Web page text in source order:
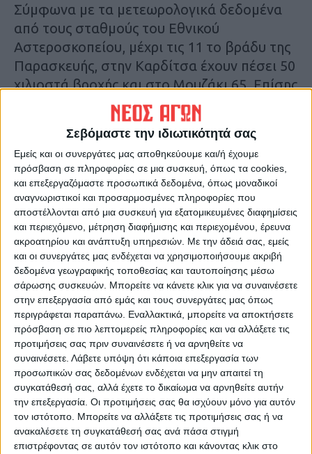
Σεβόμαστε την ιδιωτικότητά σας
Εμείς και οι συνεργάτες μας αποθηκεύουμε και/ή έχουμε
πρόσβαση σε πληροφορίες σε μια συσκευή, όπως τα cookies,
και επεξεργαζόμαστε προσωπικά δεδομένα, όπως μοναδικοί
αναγνωριστικοί και προσαρμοσμένες πληροφορίες που
αποστέλλονται από μια συσκευή για εξατομικευμένες διαφημίσεις
και περιεχόμενο, μέτρηση διαφήμισης και περιεχομένου, έρευνα
ακροατηρίου και ανάπτυξη υπηρεσιών. Με την άδειά σας, εμείς
και οι συνεργάτες μας ενδέχεται να χρησιμοποιήσουμε ακριβή
δεδομένα γεωγραφικής τοποθεσίας και ταυτοποίησης μέσω
σάρωσης συσκευών. Μπορείτε να κάνετε κλικ για να συναινέσετε
στην επεξεργασία από εμάς και τους συνεργάτες μας όπως
περιγράφεται παραπάνω. Εναλλακτικά, μπορείτε να αποκτήσετε
πρόσβαση σε πιο λεπτομερείς πληροφορίες και να αλλάξετε τις
προτιμήσεις σας πριν συναινέσετε ή να αρνηθείτε να
συναινέσετε. Λάβετε υπόψη ότι κάποια επεξεργασία των
προσωπικών σας δεδομένων ενδέχεται να μην απαιτεί τη
συγκατάθεσή σας, αλλά έχετε το δικαίωμα να αρνηθείτε αυτήν
την επεξεργασία. Οι προτιμήσεις σας θα ισχύουν μόνο για αυτόν
τον ιστότοπο. Μπορείτε να αλλάξετε τις προτιμήσεις σας ή να
ανακαλέσετε τη συγκατάθεσή σας ανά πάσα στιγμή
επιστρέφοντας σε αυτόν τον ιστότοπο και κάνοντας κλικ στο
Σύμφωνα με τα μετεωρολογικά δεδομένα
από τους σταθμούς του Εθνικού
Αστεροσκοπείου, μέχρι τις 11 το βράδυ της
Παρασκευής, στην Καρδίτσα έχουν πέσει 50
χιλιοστά βροχής και στο Μουζάκι 65. Eπίσης
85 στην Κερασιά και στην Οξυά, περίπου 75
στην Πεζούλα και στην Καστανιά, ενώ 76
στο Φύλλο όπως καταγράφει τοπικός
σταθμός.
Τελευταίες Ειδήσεις Σήμερα
Ακολούθησε την εφημερίδα ΝΕΟΣ
ΑΓΩΝ στο Google News!
Όλες οι εξελίξεις στην περιοχή της
Καρδίτσας και ευρύτερα της Θεσσαλίας
ΠΡΟΗΓΟΥΜΕΝΟ ΑΡΘΡΟ
Τραγωδία στο Βαθύλακκο:
νεκρός ηλικιωμένος ύστερα
από φωτιά στην οικία του
(ΦΩΤΟ)
ΕΠΟΜΕΝΟ ΑΡΘΡΟ
Ανεβαίνει η στάθμη του
Ενιπέα, σε επιφυλακή καλεί
κατοίκους κοινοτήτων ο
Δήμος Παλαμά (ΦΩΤΟ &
ΒΙΝΤΕΟ)- μήνυμα από το 112
στην Υπέρεια